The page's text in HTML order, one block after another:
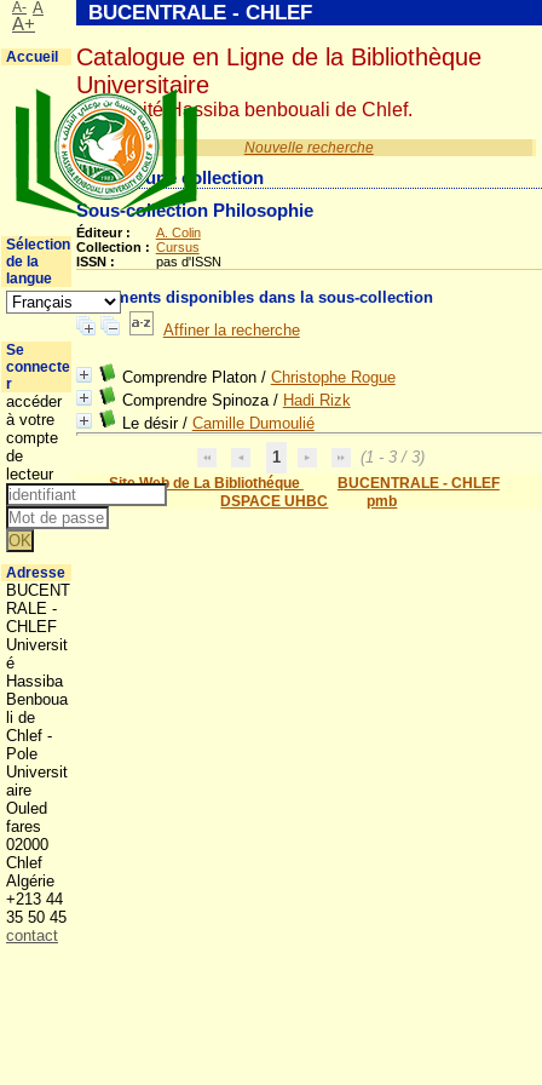
Nouvelle recherche
Détail d'une collection
Sous-collection Philosophie
Éditeur :
A. Colin
Collection : Cursus
ISSN :
pas d'ISSN
Documents disponibles dans la sous-collection
Affiner la recherche
Comprendre Platon/ Christophe Rogue
Comprendre Spinoza/ Hadi Rizk
Le désir/ Camille Dumoulié
1
(1 - 3 / 3)
Site Web de La Bibliothéque
BUCENTRALE - CHLEF
DSPACE UHBC
pmb
BUCENTRALE - CHLEF
Catalogue en Ligne de la Bibliothèque
Universitaire
Université Hassiba benbouali de Chlef.
A- A
A+
Accueil
Sélection
de la
langue
Se
connecte
r
accéder
à votre
compte
de
lecteur
Adresse
BUCENT
RALE -
CHLEF
Universit
é
Hassiba
Benboua
li de
Chlef -
Pole
Universit
aire
Ouled
fares
02000
Chlef
Algérie
+213 44
35 50 45
contact